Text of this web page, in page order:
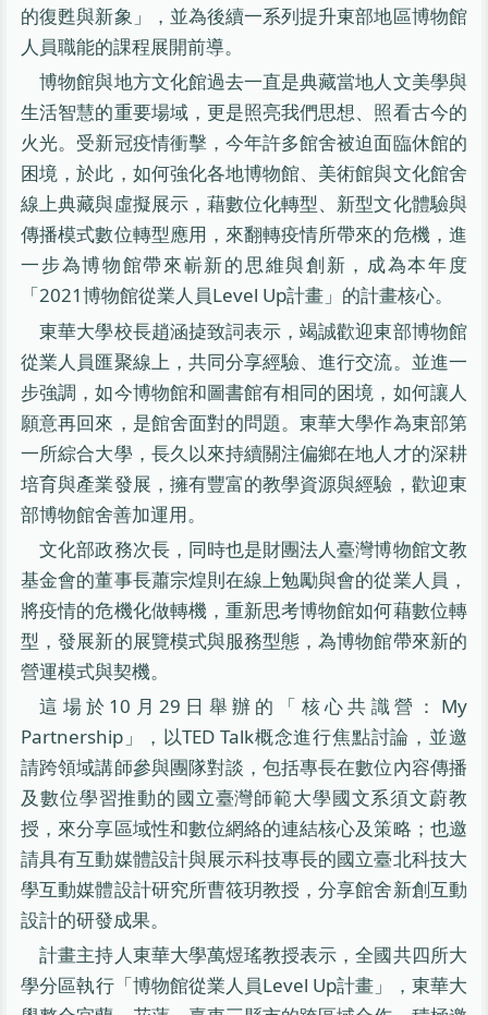
的復甦與新象」，並為後續一系列提升東部地區博物館
人員職能的課程展開前導。
博物館與地方文化館過去一直是典藏當地人文美學與
生活智慧的重要場域，更是照亮我們思想、照看古今的
火光。受新冠疫情衝擊，今年許多館舍被迫面臨休館的
困境，於此，如何強化各地博物館、美術館與文化館舍
線上典藏與虛擬展示，藉數位化轉型、新型文化體驗與
傳播模式數位轉型應用，來翻轉疫情所帶來的危機，進
一步為博物館帶來嶄新的思維與創新，成為本年度
「2021博物館從業人員Level Up計畫」的計畫核心。
東華大學校長趙涵㨗致詞表示，竭誠歡迎東部博物館
從業人員匯聚線上，共同分享經驗、進行交流。並進一
步強調，如今博物館和圖書館有相同的困境，如何讓人
願意再回來，是館舍面對的問題。東華大學作為東部第
一所綜合大學，長久以來持續關注偏鄉在地人才的深耕
培育與產業發展，擁有豐富的教學資源與經驗，歡迎東
部博物館舍善加運用。
文化部政務次長，同時也是財團法人臺灣博物館文教
基金會的董事長蕭宗煌則在線上勉勵與會的從業人員，
將疫情的危機化做轉機，重新思考博物館如何藉數位轉
型，發展新的展覽模式與服務型態，為博物館帶來新的
營運模式與契機。
這場於10月29日舉辦的「核心共識營：My
Partnership」，以TED Talk概念進行焦點討論，並邀
請跨領域講師參與團隊對談，包括專長在數位內容傳播
及數位學習推動的國立臺灣師範大學國文系須文蔚教
授，來分享區域性和數位網絡的連結核心及策略；也邀
請具有互動媒體設計與展示科技專長的國立臺北科技大
學互動媒體設計研究所曹筱玥教授，分享館舍新創互動
設計的研發成果。
計畫主持人東華大學萬煜瑤教授表示，全國共四所大
學分區執行「博物館從業人員Level Up計畫」，東華大